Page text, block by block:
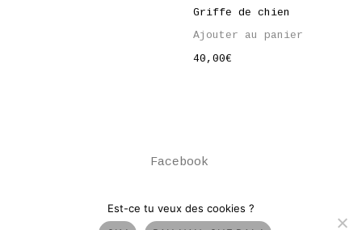
Griffe de chien
Ajouter au panier
40,00€
Facebook
© Copyright Atelier du Bourg. All Rights
Reserved
Est-ce tu veux des cookies ?